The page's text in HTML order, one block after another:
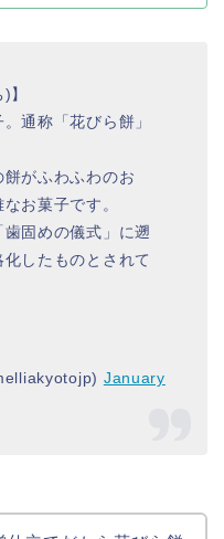
】
通称「花びら餅」
がふわふわのお
お菓子です。
固めの儀式」に遡
したものとされて
January